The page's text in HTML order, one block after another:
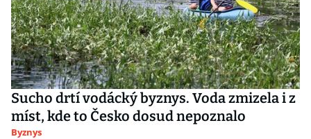
Sucho drtí vodácký byznys. Voda zmizela i z
míst, kde to Česko dosud nepoznalo
Byznys